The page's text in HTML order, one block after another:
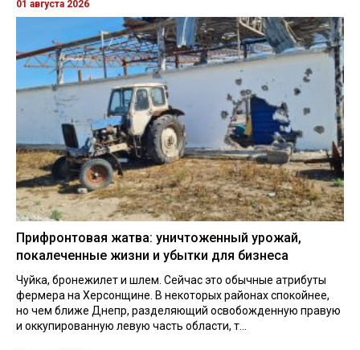
01 августа 2026
Прифронтовая жатва: уничтоженный урожай,
покалеченные жизни и убытки для бизнеса
Чуйка, бронежилет и шлем. Сейчас это обычные атрибуты
фермера на Херсонщине. В некоторых районах спокойнее,
но чем ближе Днепр, разделяющий освобожденную правую
и оккупированную левую часть области, т...